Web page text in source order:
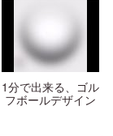
1分で出来る、ゴル
フボールデザイン